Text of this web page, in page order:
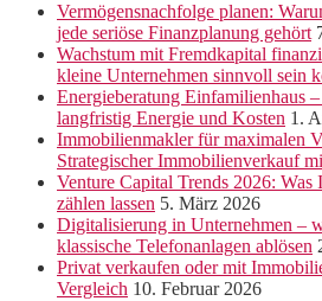
Vermögensnachfolge planen:
jede seriöse Finanzplanung gehört
Wachstum mit Fremdkapital
kleine Unternehmen sinnvoll sein
Energieberatung Einfamilienhaus
langfristig Energie und Kosten 1.
Immobilienmakler für maximalen
Strategischer Immobilienverkauf
Venture Capital Trends 2026:
zählen lassen 5. März 2026
Digitalisierung in Unternehmen –
klassische Telefonanlagen ablösen
Privat verkaufen oder mit
Vergleich 10. Februar 2026